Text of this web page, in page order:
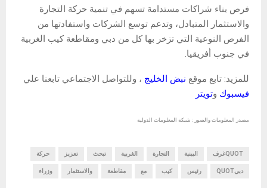
فرص بناء شراكات مستدامة تسهم في تنمية حركة التجارة
والاستثمار المتبادل، وتدعم توسع الشركات واستفادتها من
الفرص النوعية التي تزخر بها كل من دبي ومقاطعة كيب الغربية
في جنوب أفريقيا.
للمزيد: تابع موقع نبض الخليج ، وللتواصل الاجتماعي تابعنا علي
فيسبوك وتويتر
مصدر المعلومات والصور : شبكة المعلومات الدولية
QUOTغرف البينية التجارة الغربية تبحث تعزيز حركة
دبيQUOT رئيس كيب مع مقاطعة والاستثمار وزراء